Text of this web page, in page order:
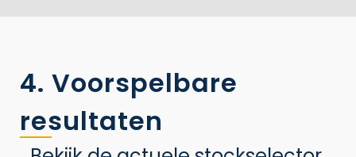
4. Voorspelbare
resultaten